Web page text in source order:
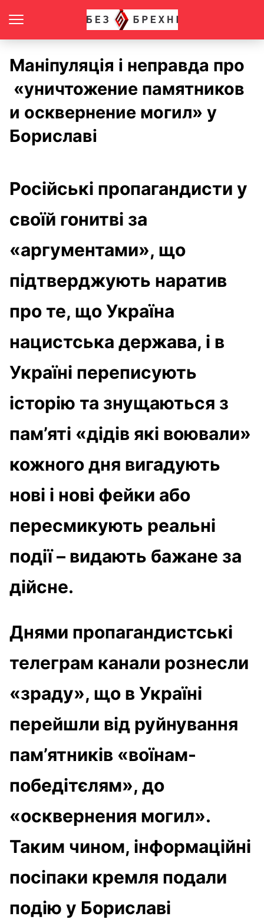
Маніпуляція і неправда про
«уничтожение памятников
и осквернение могил» у
Бориславі
Російські пропагандисти у
своїй гонитві за
«аргументами», що
підтверджують наратив
про те, що Україна
нацистська держава, і в
Україні переписують
історію та знущаються з
пам’яті «дідів які воювали»
кожного дня вигадують
нові і нові фейки або
пересмикують реальні
події – видають бажане за
дійсне.
Днями пропагандистські
телеграм канали рознесли
«зраду», що в Україні
перейшли від руйнування
пам’ятників «воїнам-
победітєлям», до
«осквернения могил».
Таким чином, інформаційні
посіпаки кремля подали
подію у Бориславі